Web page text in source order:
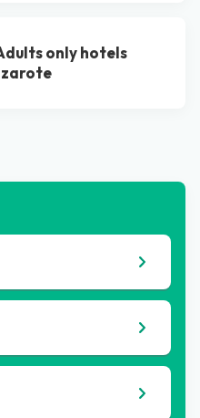
only hotels